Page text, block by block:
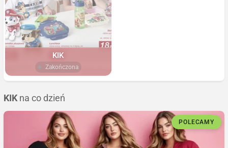
KIK
Zakończona
KIKna co dzień
POLECAMY